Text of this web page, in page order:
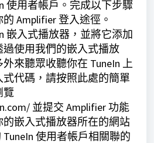
使用者帳戶。完成以下步驟
Amplifier 登入途徑。
嵌入式播放器，並將它添加
使用我們的嵌入式播放
來聽眾收聽你在 TuneIn 上
代碼，請按照此處的簡單
覽
並提交 Amplifier 功能
嵌入式播放器所在的網站
使用者帳戶相關聯的